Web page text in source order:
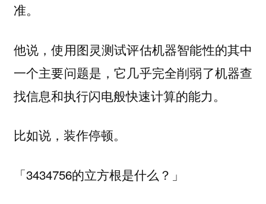
准。
他说，使用图灵测试评估机器智能性的其中
一个主要问题是，它几乎完全削弱了机器查
找信息和执行闪电般快速计算的能力。
比如说，装作停顿。
「3434756的立方根是什么？」